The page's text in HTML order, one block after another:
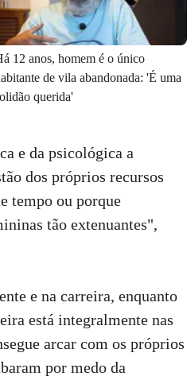
12 anos, homem é o único
de vila abandonada: 'É uma
querida'
e da psicológica a
dos próprios recursos
tempo ou porque
tão extenuantes",
e na carreira, enquanto
está integralmente nas
arcar com os próprios
por medo da